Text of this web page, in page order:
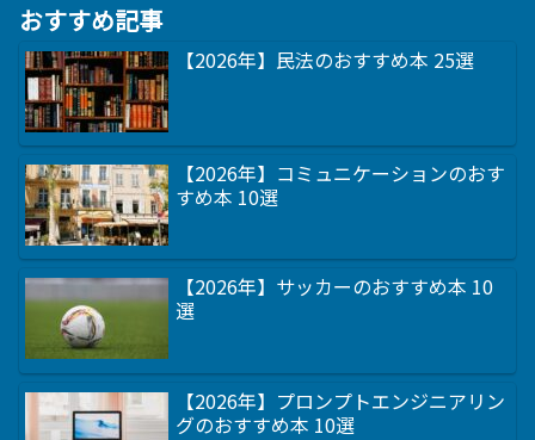
おすすめ記事
【2026年】民法のおすすめ本 25選
【2026年】コミュニケーションのおす
すめ本 10選
【2026年】サッカーのおすすめ本 10
選
【2026年】プロンプトエンジニアリン
グのおすすめ本 10選